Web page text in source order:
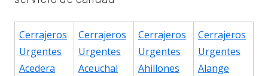
Cerrajeros
Urgentes
Acedera
Cerrajeros
Urgentes
Aceuchal
Cerrajeros
Urgentes
Ahillones
Cerrajeros
Urgentes
Alange